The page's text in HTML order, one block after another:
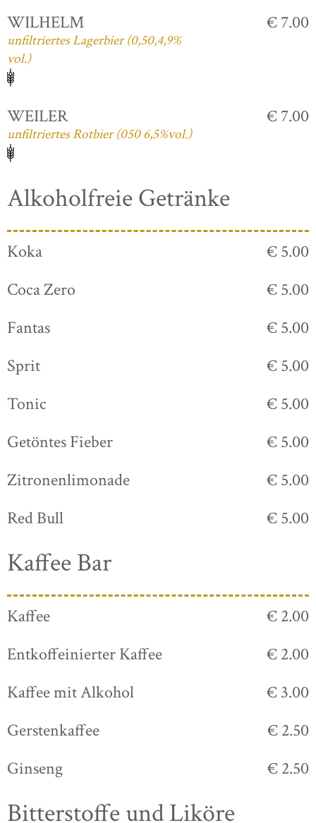
WILHELM
unfiltriertes Lagerbier (0,50,4,9%
vol.)
€ 7.00
WEILER
unfiltriertes Rotbier (050 6,5%vol.)
€ 7.00
Alkoholfreie Getränke
Koka
€ 5.00
Coca Zero
€ 5.00
Fantas
€ 5.00
Sprit
€ 5.00
Tonic
€ 5.00
Getöntes Fieber
€ 5.00
Zitronenlimonade
€ 5.00
Red Bull
€ 5.00
Kaffee Bar
Kaffee
€ 2.00
Entkoffeinierter Kaffee
€ 2.00
Kaffee mit Alkohol
€ 3.00
Gerstenkaffee
€ 2.50
Ginseng
€ 2.50
Bitterstoffe und Liköre